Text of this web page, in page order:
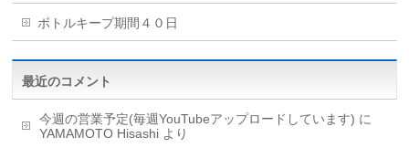
ボトルキープ期間４０日
最近のコメント
今週の営業予定(毎週YouTubeアップロードしています) に
YAMAMOTO Hisashi より